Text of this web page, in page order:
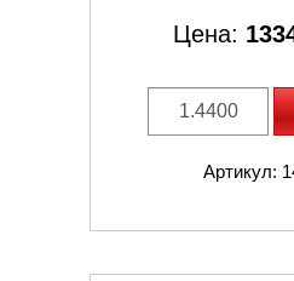
Цена:
Артикул: